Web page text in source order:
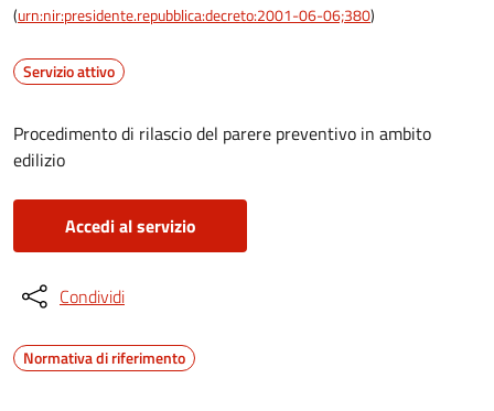
(urn:nir:presidente.repubblica:decreto:2001-06-06;380)
Servizio attivo
Procedimento di rilascio del parere preventivo in ambito
edilizio
Accedi al servizio
Condividi
Normativa di riferimento